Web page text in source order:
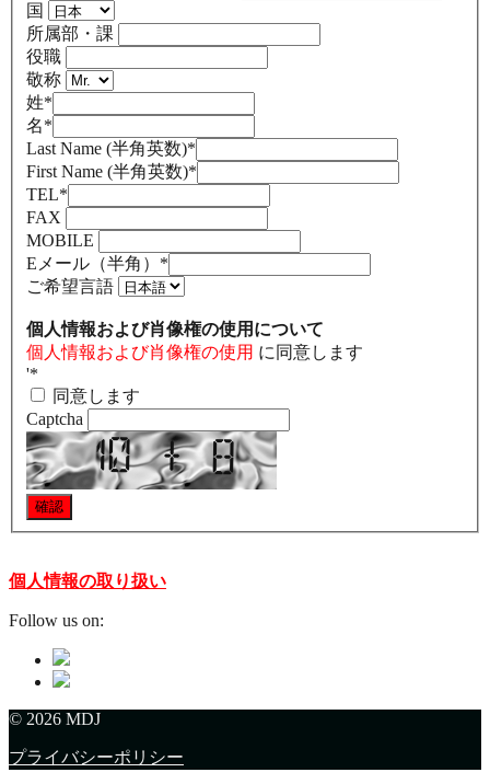
国
所属部・課
役職
敬称
姓*
名*
Last Name (半角英数)*
First Name (半角英数)*
TEL*
FAX
MOBILE
Eメール（半角） *
ご希望言語
個人情報および肖像権の使用について
個人情報および肖像権の使用 に同意します
'*
同意します
Captcha
個人情報の取り扱い
Follow us on:
© 2026 MDJ
プライバシーポリシー